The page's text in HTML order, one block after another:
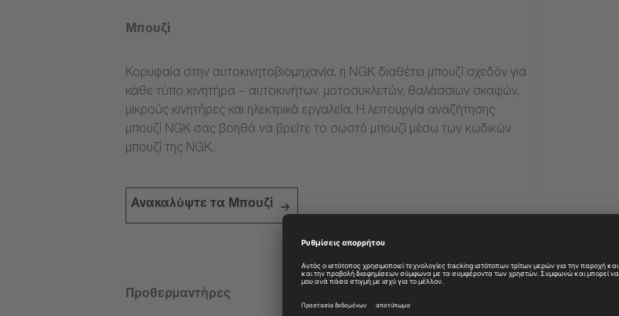
Μπουζί
Κορυφαία στην αυτοκινητοβιομηχανία, η NGK διαθέτει μπουζί σχεδόν για
κάθε τύπο κινητήρα – αυτοκινήτων, μοτοσυκλετών, θαλάσσιων σκαφών,
μικρούς κινητήρες και ηλεκτρικά εργαλεία. Η λειτουργία αναζήτησης
μπουζί NGK σας βοηθά να βρείτε το σωστό μπουζί μέσω των κωδικών
μπουζί της NGK.
Ανακαλύψτε τα Μπουζί
Προθερμαντήρες